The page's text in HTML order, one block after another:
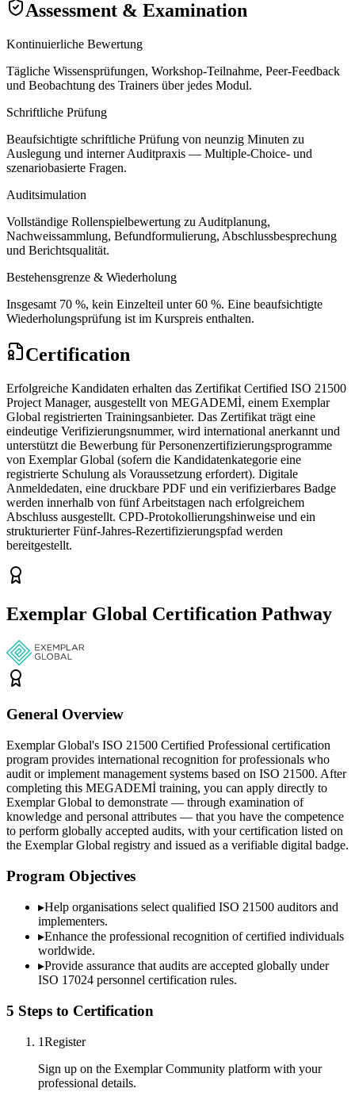
Assessment & Examination
Kontinuierliche Bewertung
Tägliche Wissensprüfungen, Workshop-Teilnahme, Peer-Feedback
und Beobachtung des Trainers über jedes Modul.
Schriftliche Prüfung
Beaufsichtigte schriftliche Prüfung von neunzig Minuten zu
Auslegung und interner Auditpraxis — Multiple-Choice- und
szenariobasierte Fragen.
Auditsimulation
Vollständige Rollenspielbewertung zu Auditplanung,
Nachweissammlung, Befundformulierung, Abschlussbesprechung
und Berichtsqualität.
Bestehensgrenze & Wiederholung
Insgesamt 70 %, kein Einzelteil unter 60 %. Eine beaufsichtigte
Wiederholungsprüfung ist im Kurspreis enthalten.
Certification
Erfolgreiche Kandidaten erhalten das Zertifikat Certified ISO 21500
Project Manager, ausgestellt von MEGADEMİ, einem Exemplar
Global registrierten Trainingsanbieter. Das Zertifikat trägt eine
eindeutige Verifizierungsnummer, wird international anerkannt und
unterstützt die Bewerbung für Personenzertifizierungsprogramme
von Exemplar Global (sofern die Kandidatenkategorie eine
registrierte Schulung als Voraussetzung erfordert). Digitale
Anmeldedaten, eine druckbare PDF und ein verifizierbares Badge
werden innerhalb von fünf Arbeitstagen nach erfolgreichem
Abschluss ausgestellt. CPD-Protokollierungshinweise und ein
strukturierter Fünf-Jahres-Rezertifizierungspfad werden
bereitgestellt.
Exemplar Global Certification Pathway
General Overview
Exemplar Global's ISO 21500 Certified Professional certification
program provides international recognition for professionals who
audit or implement management systems based on ISO 21500. After
completing this MEGADEMİ training, you can apply directly to
Exemplar Global to demonstrate — through examination of
knowledge and personal attributes — that you have the competence
to perform globally accepted audits, with your certification listed on
the Exemplar Global registry and issued as a verifiable digital badge.
Program Objectives
▸Help organisations select qualified ISO 21500 auditors and
implementers.
▸Enhance the professional recognition of certified individuals
worldwide.
▸Provide assurance that audits are accepted globally under
ISO 17024 personnel certification rules.
5 Steps to Certification
1Register
Sign up on the Exemplar Community platform with your
professional details.